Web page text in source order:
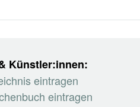
Künstler:innen:
eintragen
eintragen